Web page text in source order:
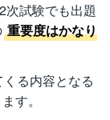
次試験でも出題
重要度はかなり
る内容となる
す。